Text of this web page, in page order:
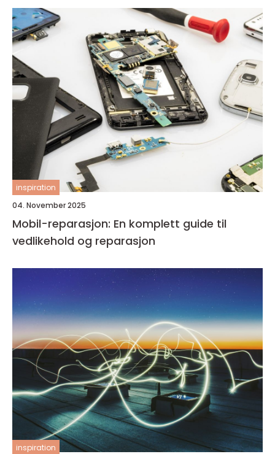
inspiration
04. November 2025
Mobil-reparasjon: En komplett guide til
vedlikehold og reparasjon
inspiration